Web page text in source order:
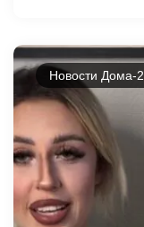
Новости Дома-2